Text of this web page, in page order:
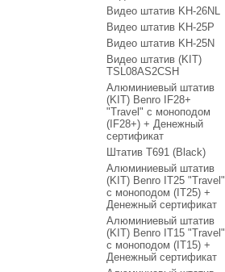
Видео штатив KH-26NL
Видео штатив KH-25P
Видео штатив KH-25N
Видео штатив (KIT)
TSL08AS2CSH
Алюминиевый штатив
(KIT) Benro IF28+
"Travel" с моноподом
(IF28+) + Денежный
сертификат
Штатив T691 (Black)
Алюминиевый штатив
(KIT) Benro IT25 "Travel"
с моноподом (IT25) +
Денежный сертификат
Алюминиевый штатив
(KIT) Benro IT15 "Travel"
с моноподом (IT15) +
Денежный сертификат